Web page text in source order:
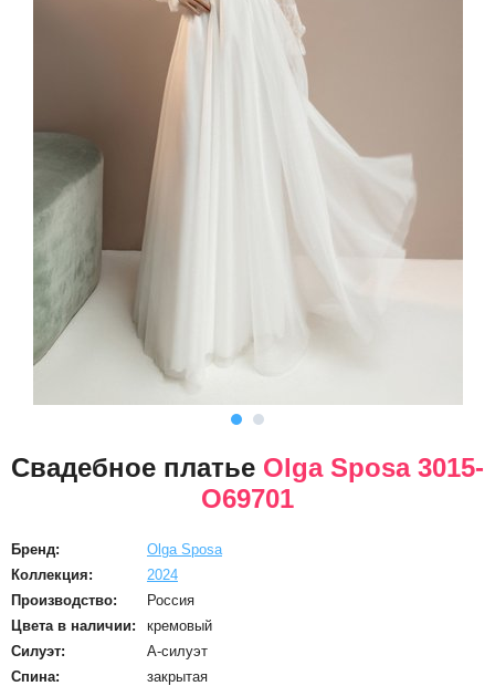
Свадебное платье Olga Sposa 3015-
O69701
Бренд:
Olga Sposa
Коллекция:
2024
Производство:
Россия
Цвета в наличии:
кремовый
Силуэт:
А-силуэт
Спина:
закрытая